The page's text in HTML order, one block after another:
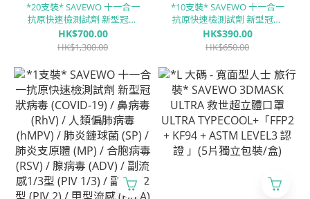
*20支裝* SAVEWO 十一合一
抗原快速檢測試劑 新型冠狀
病毒 (COVID-19) / 鼻病毒
(RhV) / 人類偏肺病毒 (hMPV)
體 (MP) / 合胞病毒 (RSV) / 腺
病毒 (ADV) / 副流感1/3型
(PIV 1/3) / 副流感2型 (PIV 2) /
甲型流感 (Flu A) / ⼄型流感
(Flu B)
HK$700.00
HK$1,300.00
*10支裝* SAVEWO 十一合一
抗原快速檢測試劑 新型冠狀
病毒 (COVID-19) / 鼻病毒
(RhV) / 人類偏肺病毒 (hMPV)
體 (MP) / 合胞病毒 (RSV) / 腺
病毒 (ADV) / 副流感1/3型
(PIV 1/3) / 副流感2型 (PIV 2) /
甲型流感 (Flu A) / ⼄型流感
(Flu B)
HK$390.00
HK$650.00